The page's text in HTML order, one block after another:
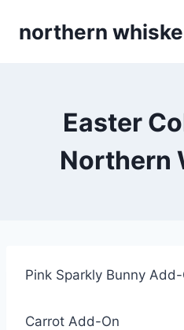
northern
Easter
Northern
Pink Sparkly Bunny Add-
Carrot Add-On